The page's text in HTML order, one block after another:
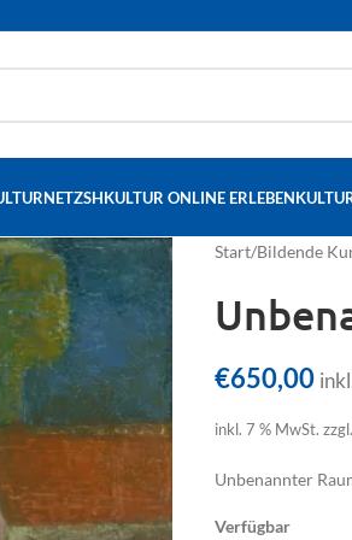
KULTUR ONLINE ERLEBEN
Start/Bildende
€650,00
inkl. 7 % MwSt.
Unbenannter
Verfügbar